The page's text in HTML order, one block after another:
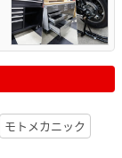
モトメカニック